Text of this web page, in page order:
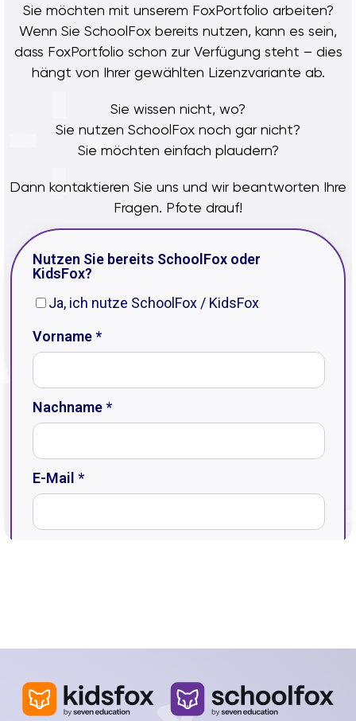
Sie möchten mit unserem FoxPortfolio arbeiten?
Wenn Sie SchoolFox bereits nutzen, kann es sein,
dass FoxPortfolio schon zur Verfügung steht – dies
hängt von Ihrer gewählten Lizenzvariante ab.
Sie wissen nicht, wo?
Sie nutzen SchoolFox noch gar nicht?
Sie möchten einfach plaudern?
Dann kontaktieren Sie uns und wir beantworten Ihre
Fragen. Pfote drauf!